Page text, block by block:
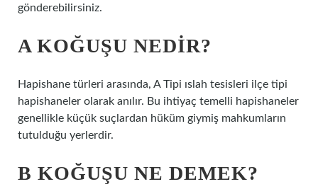
gönderebilirsiniz.
A KOĞUŞU NEDIR?
Hapishane türleri arasında, A Tipi ıslah tesisleri ilçe tipi
hapishaneler olarak anılır. Bu ihtiyaç temelli hapishaneler
genellikle küçük suçlardan hüküm giymiş mahkumların
tutulduğu yerlerdir.
B KOĞUŞU NE DEMEK?